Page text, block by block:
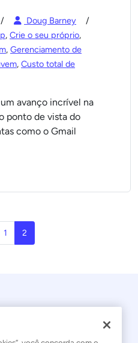
Doug Barney
, Crie o seu próprio,
, Gerenciamento de
, Custo total de
avanço incrível na
ponto de vista do
como o Gmail
1 2